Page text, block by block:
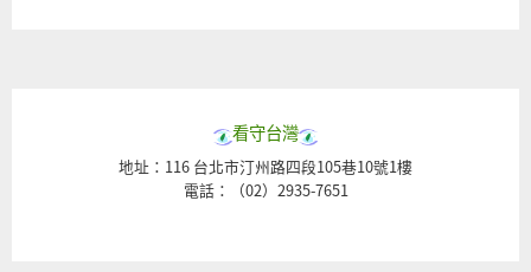
看守台灣
地址：116 台北市汀州路四段105巷10號1樓
電話：（02）2935-7651